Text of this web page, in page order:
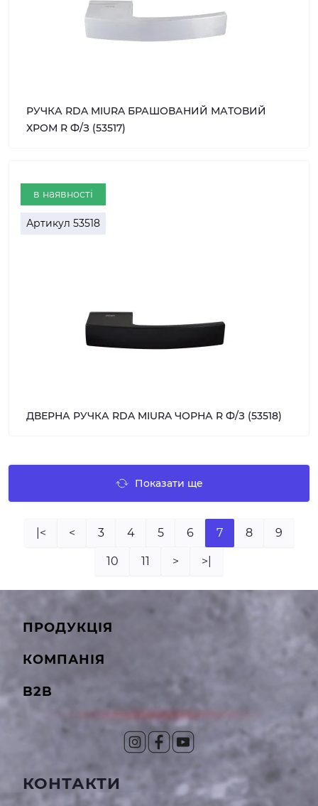
РУЧКА RDA MIURA БРАШОВАНИЙ МАТОВИЙ
ХРОМ R Ф/З (53517)
в наявності
Артикул 53518
ДВЕРНА РУЧКА RDA MIURA ЧОРНА R Ф/З (53518)
Показати ще
|< < 3 4 5 6 7 8 9
10 11 > >|
ПРОДУКЦІЯ
КОМПАНІЯ
B2B
КОНТАКТИ